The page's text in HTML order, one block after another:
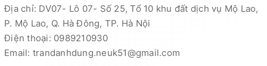
Địa chỉ: DV07- Lô 07- Số 25, Tổ 10 khu đất dịch vụ Mộ Lao,
P. Mộ Lao, Q. Hà Đông, TP. Hà Nội
Điện thoại: 0989210930
Email: trandanhdung.neuk51@gmail.com